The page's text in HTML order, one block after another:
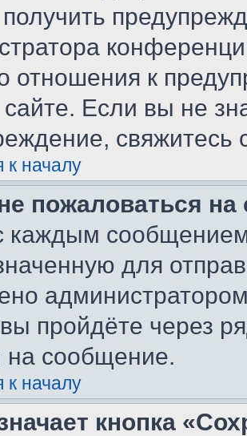
отношения к
Если вы не
к началу
пожаловаться
каждым сообщением
для
вы пройдёте через
сообщение.
к началу
кнопка